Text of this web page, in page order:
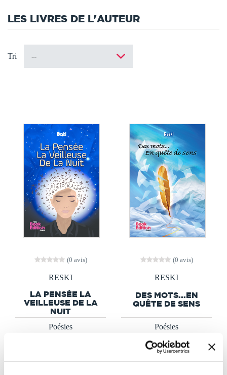
LES LIVRES DE L'AUTEUR
Tri
(0 avis)
RESKI
LA PENSÉE LA
VEILLEUSE DE LA
NUIT
Poésies
(0 avis)
RESKI
DES MOTS...EN
QUÊTE DE SENS
Poésies
11€00